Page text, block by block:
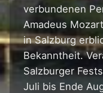
verbundenen
Amadeus
in Salzburg
Bekanntheit.
Salzburger
Juli bis Ende